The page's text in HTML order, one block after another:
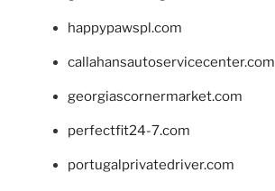
happypawspl.com
callahansautoservicecenter.com
georgiascornermarket.com
perfectfit24-7.com
portugalprivatedriver.com